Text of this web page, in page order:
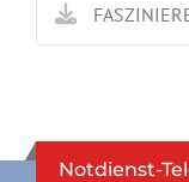
Notdienst-